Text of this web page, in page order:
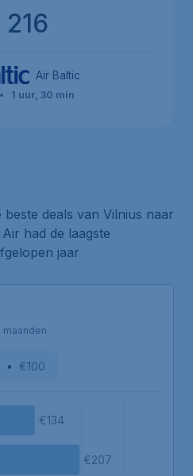
Air Baltic
• 1 uur, 30 min
deals van Vilnius naar
had de laagste
jaar
maanden
• €100
€134
€207